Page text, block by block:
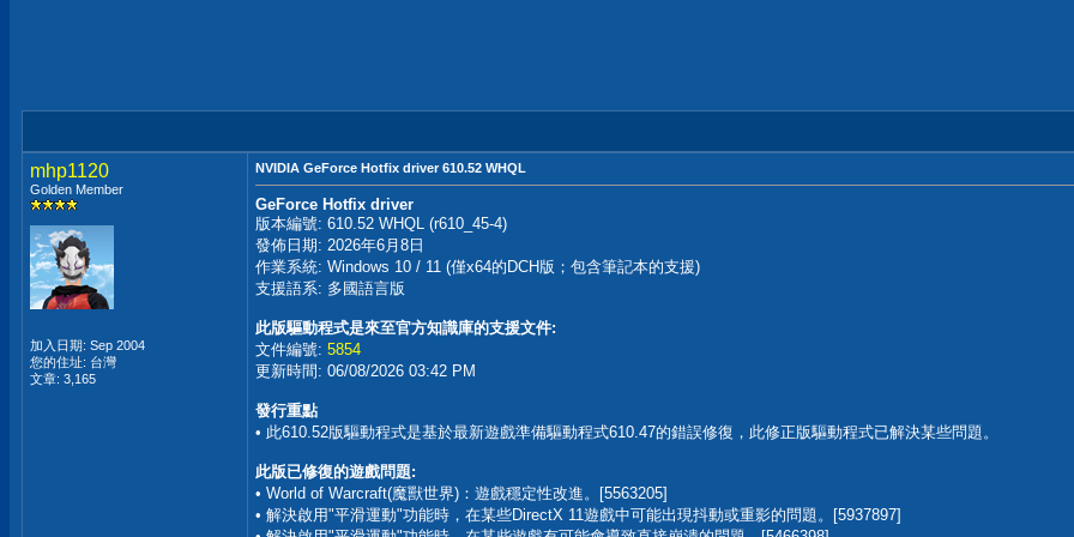
mhp1120
Golden Member
加入日期: Sep 2004
您的住址: 台灣
文章: 3,165
NVIDIA GeForce Hotfix driver 610.52 WHQL
GeForce Hotfix driver
版本編號: 610.52 WHQL (r610_45-4)
發佈日期: 2026年6月8日
作業系統: Windows 10 / 11 (僅x64的DCH版；包含筆記本的支援)
支援語系: 多國語言版
此版驅動程式是來至官方知識庫的支援文件:
文件編號: 5854
更新時間: 06/08/2026 03:42 PM
發行重點
• 此610.52版驅動程式是基於最新遊戲準備驅動程式610.47的錯誤修復，此修正版驅動程式已解決某些問題。
此版已修復的遊戲問題:
• World of Warcraft(魔獸世界)：遊戲穩定性改進。[5563205]
• 解決啟用"平滑運動"功能時，在某些DirectX 11遊戲中可能出現抖動或重影的問題。[5937897]